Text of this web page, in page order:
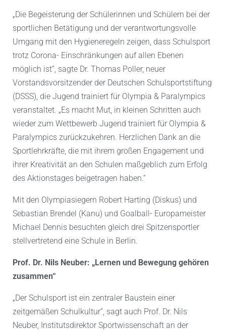
„Die Begeisterung der Schülerinnen und Schülern bei der
sportlichen Betätigung und der verantwortungsvolle
Umgang mit den Hygieneregeln zeigen, dass Schulsport
trotz Corona- Einschränkungen auf allen Ebenen
möglich ist“, sagte Dr. Thomas Poller, neuer
Vorstandsvorsitzender der Deutschen Schulsportstiftung
(DSSS), die Jugend trainiert für Olympia & Paralympics
veranstaltet. „Es macht Mut, in kleinen Schritten auch
wieder zum Wettbewerb Jugend trainiert für Olympia &
Paralympics zurückzukehren. Herzlichen Dank an die
Sportlehrkräfte, die mit ihrem großen Engagement und
ihrer Kreativität an den Schulen maßgeblich zum Erfolg
des Aktionstages beigetragen haben.“
Mit den Olympiasiegern Robert Harting (Diskus) und
Sebastian Brendel (Kanu) und Goalball- Europameister
Michael Dennis besuchten gleich drei Spitzensportler
stellvertretend eine Schule in Berlin.
Prof. Dr. Nils Neuber: „Lernen und Bewegung gehören
zusammen“
„Der Schulsport ist ein zentraler Baustein einer
zeitgemäßen Schulkultur“, sagt auch Prof. Dr. Nils
Neuber, Institutsdirektor Sportwissenschaft an der